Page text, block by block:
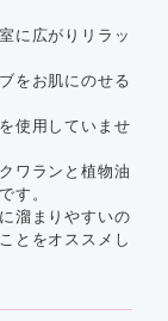
に広がりリラッ
をお肌にのせる
使用していませ
ワランと植物油
す。
溜まりやすいの
とをオススメし